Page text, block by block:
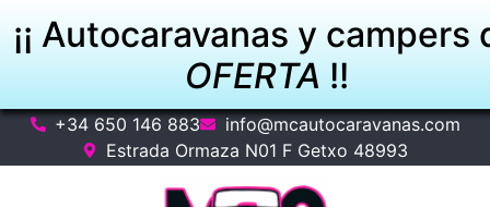
¡¡ Autocaravanas y campers
OFERTA !!
VER OFERTAS
+34 650 146 883
info@mcautocaravanas.com
Estrada Ormaza N01 F Getxo 48993